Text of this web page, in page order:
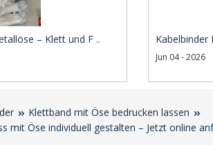
– Klett und F .. Kabelbinder
Jun 04 - 2026
Klettband mit Öse bedrucken lassen
mit Öse individuell gestalten – Jetzt online